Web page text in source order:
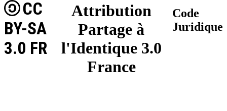
Attribution
Partage à
l'Identique 3.0
France
CC
BY-SA
3.0 FR
Code
Juridique